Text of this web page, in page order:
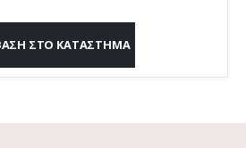
ΣΤΟ ΚΑΤΆΣΤΗΜΑ